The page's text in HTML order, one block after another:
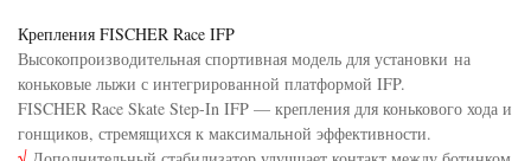
Крепления FISCHER Race IFP
Высокопроизводительная спортивная модель для установки на
коньковые лыжи с интегрированной платформой IFP.
FISCHER Race Skate Step-In IFP — крепления для конькового хода и
гонщиков, стремящихся к максимальной эффективности.